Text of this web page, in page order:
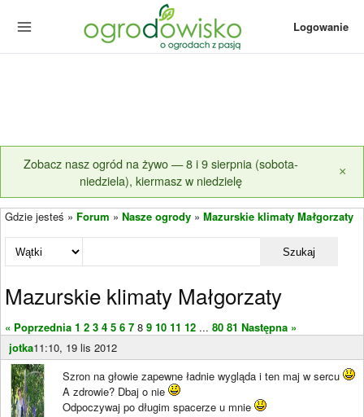
Logowanie
Zobacz nasz ogród na żywo — 8 i 9 sierpnia (sobota-
niedziela), kiermasz w niedzielę
×
Gdzie jesteś » Forum » Nasze ogrody » Mazurskie klimaty Małgorzaty
Szukaj
Mazurskie klimaty Małgorzaty
« Poprzednia 1 2 3 4 5 6 7 8 9 10 11 12 ... 80 81 Następna »
jotka11:10, 19 lis 2012
Szron na głowie zapewne ładnie wygląda i ten maj w sercu
A zdrowie? Dbaj o nie
Odpoczywaj po długim spacerze u mnie